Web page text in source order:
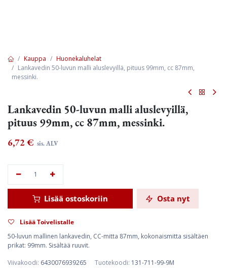
Kauppa
Huonekaluhelat
Lankavedin 50-luvun malli aluslevyillä, pituus 99mm, cc 87mm,
messinki.
Lankavedin 50-luvun malli aluslevyillä,
pituus 99mm, cc 87mm, messinki.
6,72€ sis. ALV
Lisää ostoskoriin Osta nyt
Lisää Toivelistalle
50-luvun mallinen lankavedin, CC-mitta 87mm, kokonaismitta sisältäen
prikat: 99mm. Sisältää ruuvit.
Viivakoodi: 6430076939265 Tuotekoodi: 131-711-99-9M